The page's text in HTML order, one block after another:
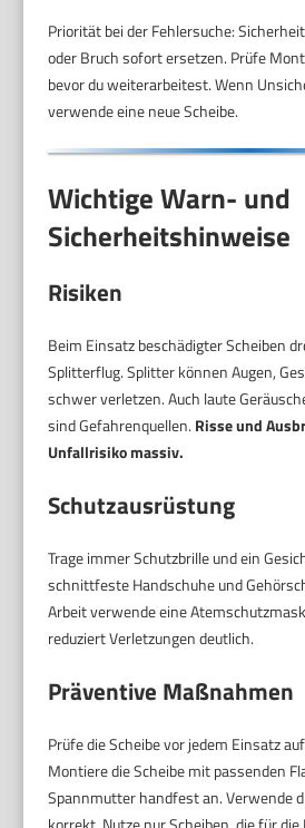
Priorität bei der Fehlersuche:
oder Bruch sofort ersetzen. Prüfe
bevor du weiterarbeitest. Wenn
verwende eine neue Scheibe.
Wichtige Warn- und
Sicherheitshinweise
Risiken
Beim Einsatz beschädigter Scheiben
Splitterflug. Splitter können Augen,
schwer verletzen. Auch laute
sind Gefahrenquellen. Risse und
Unfallrisiko massiv.
Schutzausrüstung
Trage immer Schutzbrille und ein
schnittfeste Handschuhe und
Arbeit verwende eine
reduziert Verletzungen deutlich.
Präventive Maßnahmen
Prüfe die Scheibe vor jedem Einsatz
Montiere die Scheibe mit passenden
Spannmutter handfest an. Verwende